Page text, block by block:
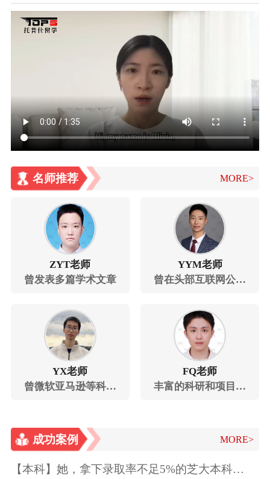
名师推荐 MORE>
ZYT老师
曾发表多篇学术文章
YYM老师
曾在头部互联网公司
YX老师
曾微软亚马逊等科技
FQ老师
丰富的科研和项目经
成功案例 MORE>
【本科】她，拿下录取率不足5%的芝大本科